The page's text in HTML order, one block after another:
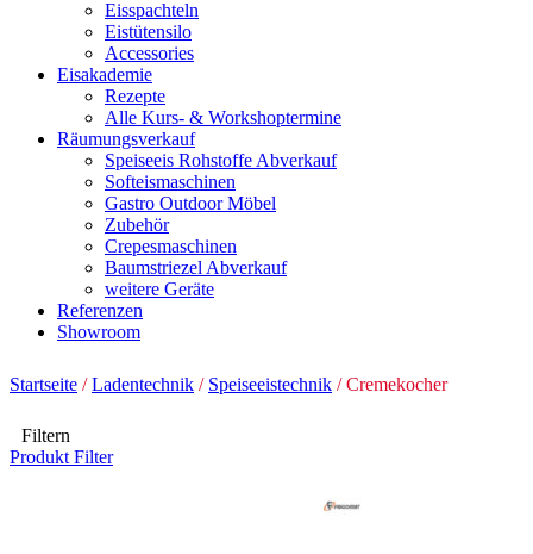
Eisspachteln
Eistütensilo
Accessories
Eisakademie
Rezepte
Alle Kurs- & Workshoptermine
Räumungsverkauf
Speiseeis Rohstoffe Abverkauf
Softeismaschinen
Gastro Outdoor Möbel
Zubehör
Crepesmaschinen
Baumstriezel Abverkauf
weitere Geräte
Referenzen
Showroom
Startseite /Ladentechnik / Speiseeistechnik / Cremekocher
Filtern
Produkt Filter